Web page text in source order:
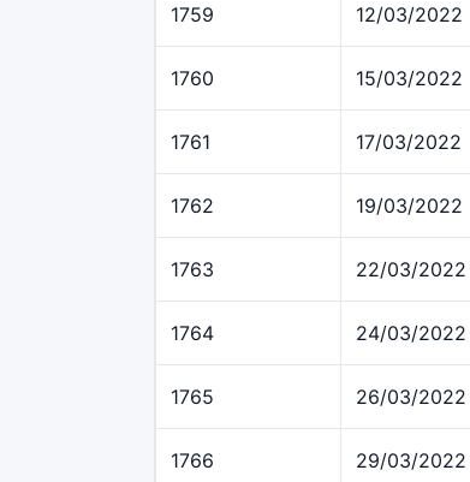
1759 12/03/2022
1760 15/03/2022
1761 17/03/2022
1762 19/03/2022
1763 22/03/2022
1764 24/03/2022
1765 26/03/2022
1766 29/03/2022